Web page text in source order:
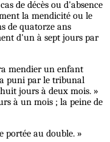
de décès ou d'absence
la mendicité ou le
de quatorze ans
d'un à sept jours par
mendier un enfant
puni par le tribunal
jours à deux mois. »
à un mois ; la peine de
portée au double. »